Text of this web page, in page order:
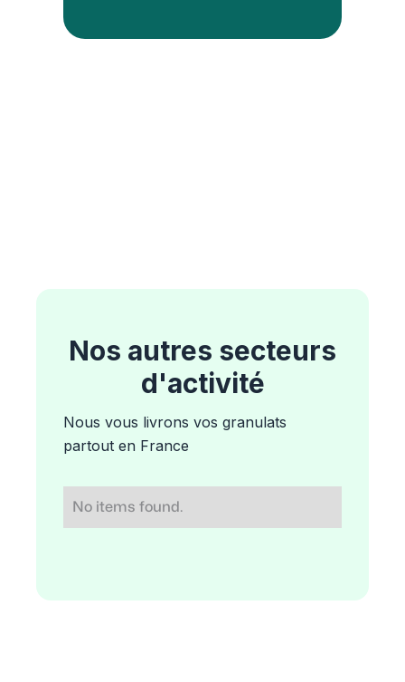
Nos autres secteurs
d'activité
Nous vous livrons vos granulats
partout en France
No items found.